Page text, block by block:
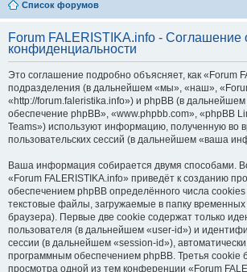
Список форумов
Forum FALERISTIKA.info - Соглашение
конфиденциальности
Это соглашение подробно объясняет, как «Forum
подразделения (в дальнейшем «мы», «наш»,
«http://forum.faleristika.info») и phpBB (в
обеспечение phpBB», «www.phpbb.com», «phpBB
Teams») используют информацию, полученную во
пользовательских сессий (в дальнейшем «ваша
Ваша информация собирается двумя способами.
«Forum FALERISTIKA.info» приведёт к созданию
обеспечением phpBB определённого числа
текстовые файлы, загружаемые в папку
браузера). Первые две cookie содержат только
пользователя (в дальнейшем «user-id») и
сессии (в дальнейшем «session-id»),
программным обеспечением phpBB. Третья cookie
просмотра одной из тем конференции «Forum